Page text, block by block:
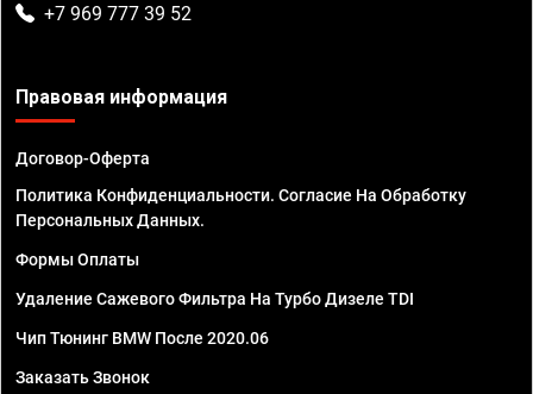
+7 969 777 39 52
Правовая информация
Договор-Оферта
Политика Конфиденциальности. Согласие На Обработку
Персональных Данных.
Формы Оплаты
Удаление Сажевого Фильтра На Турбо Дизеле TDI
Чип Тюнинг BMW После 2020.06
Заказать Звонок